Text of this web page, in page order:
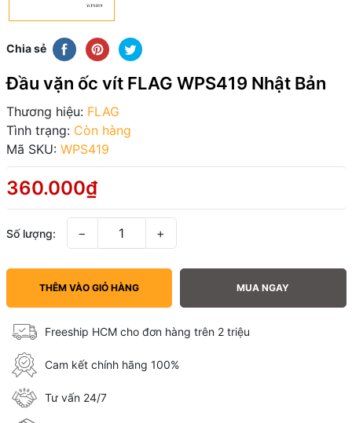
Chia sẻ
Đầu vặn ốc vít FLAG WPS419 Nhật Bản
Thương hiệu: FLAG
Tình trạng: Còn hàng
Mã SKU: WPS419
360.000₫
Số lượng: − +
THÊM VÀO GIỎ HÀNG MUA NGAY
Freeship HCM cho đơn hàng trên 2 triệu
Cam kết chính hãng 100%
Tư vấn 24/7